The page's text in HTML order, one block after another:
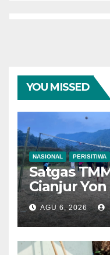
YOU MISSED
NASIONAL PERISITIWA
Satgas
Cianjur Yon
938/
Bersama
AGU 6, 2026